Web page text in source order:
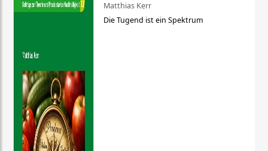
Matthias Kerr
Die Tugend ist ein Spektrum